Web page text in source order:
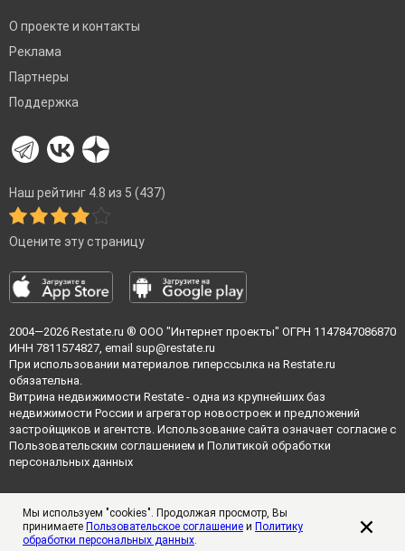
О проекте и контакты
Реклама
Партнеры
Поддержка
Наш рейтинг 4.8 из 5 (437)
Оцените эту страницу
2004—2026 Restate.ru ® ООО "Интернет проекты" ОГРН 1147847086870
ИНН 7811574827, email sup@restate.ru
При использовании материалов гиперссылка на Restate.ru
обязательна.
Витрина недвижимости Restate - одна из крупнейших баз
недвижимости России и агрегатор новостроек и предложений
застройщиков и агентств. Использование сайта означает согласие с
Пользовательским соглашением и Политикой обработки
персональных данных
Мы используем "cookies". Продолжая просмотр, Вы
принимаете Пользовательское соглашение и Политику
обработки персональных данных.